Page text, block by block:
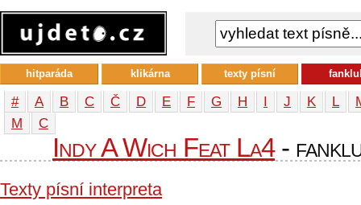
# A B C Č D E F G H I J K L
М
С
Indy A Wich Feat La4-
Texty písní interpreta
hitparáda klikárna texty písní